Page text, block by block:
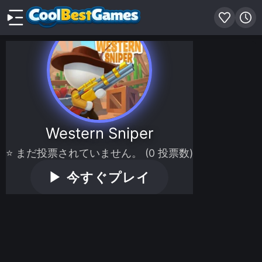
Western Sniper
⭐ まだ投票されていません。 (0 投票数)
▶ 今すぐプレイ